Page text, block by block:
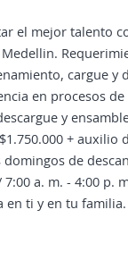
el mejor talento
cargue y
en procesos de
y
$1.750.000 +
de
a. m. - 4:00 p.
en ti y en tu